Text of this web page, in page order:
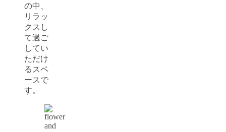
の中、
リラッ
クスし
て過ご
してい
ただけ
るスペ
ースで
す。